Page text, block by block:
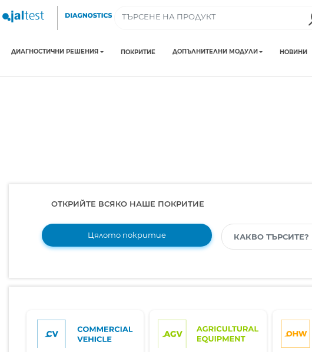
ДИАГНОСТИЧНИ РЕШЕНИЯ ПОКРИТИЕ ДОПЪЛНИТЕЛНИ МОДУЛИ НОВИНИ
ОТКРИЙТЕ ВСЯКО НАШЕ ПОКРИТИЕ
Цялото покритие